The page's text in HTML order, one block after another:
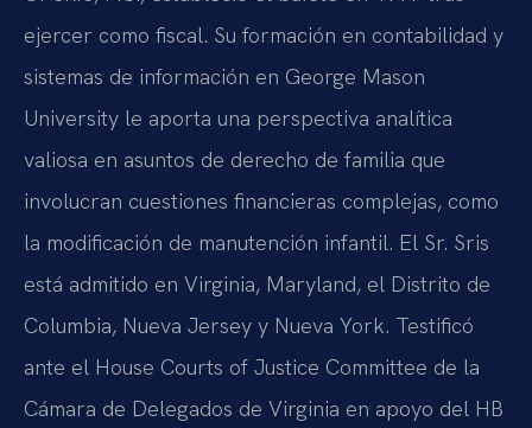
ejercer como fiscal. Su formación en contabilidad y
sistemas de información en George Mason
University le aporta una perspectiva analítica
valiosa en asuntos de derecho de familia que
involucran cuestiones financieras complejas, como
la modificación de manutención infantil. El Sr. Sris
está admitido en Virginia, Maryland, el Distrito de
Columbia, Nueva Jersey y Nueva York. Testificó
ante el House Courts of Justice Committee de la
Cámara de Delegados de Virginia en apoyo del HB